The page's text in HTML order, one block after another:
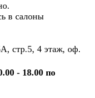
в салоны
стр.5, 4 этаж, оф.
- 18.00 по